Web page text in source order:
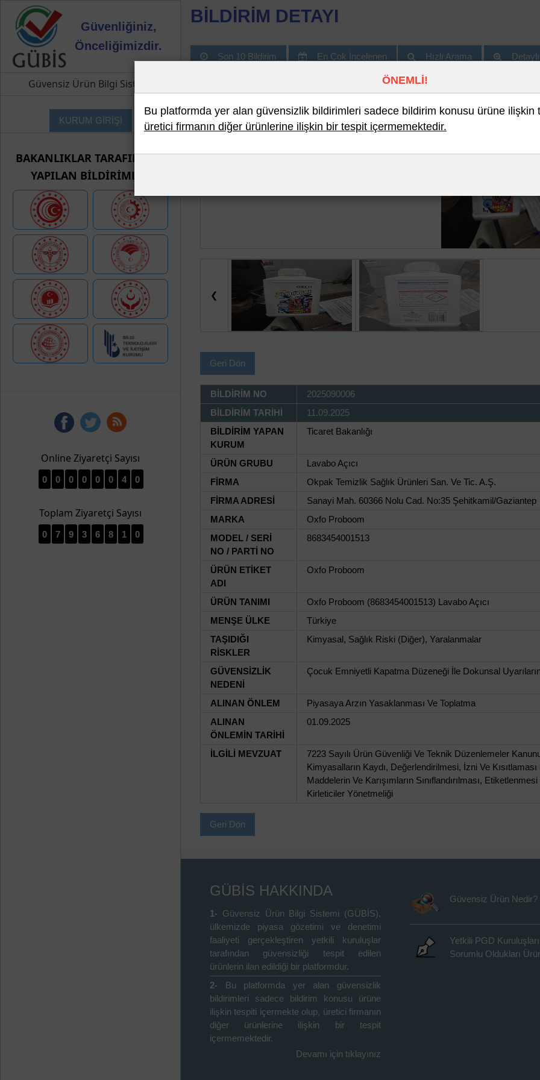
Güvenliğiniz,
Önceliğimizdir.
Güvensiz Ürün Bilgi Sistemi
KURUM GİRİŞİ
BAKANLIKLAR TARAFINDAN
YAPILAN BİLDİRİMLER
Online Ziyaretçi Sayısı
0 0 0 0 0 0 4 0
Toplam Ziyaretçi Sayısı
0 7 9 3 6 8 1 0
BİLDİRİM DETAYI
Son 10 Bildirim En Çok İncelenen Hızlı Arama
❮
Geri Dön
BİLDİRİM NO
2025090006
BİLDİRİM TARİHİ
11.09.2025
BİLDİRİM YAPAN
KURUM
Ticaret Bakanlığı
ÜRÜN GRUBU
Lavabo Açıcı
FİRMA
Okpak Temizlik Sağlık Ürünleri San. Ve Tic. A.Ş.
FİRMA ADRESİ
Sanayi Mah. 60366 Nolu Cad. No:35 Şehitkamil/Gaziantep
MARKA
Oxfo Proboom
MODEL / SERİ
NO / PARTİ NO
8683454001513
ÜRÜN ETİKET
ADI
Oxfo Proboom
ÜRÜN TANIMI
Oxfo Proboom (8683454001513) Lavabo Açıcı
MENŞE ÜLKE
Türkiye
TAŞIDIĞI
RİSKLER
Kimyasal, Sağlık Riski (Diğer), Yaralanmalar
GÜVENSİZLİK
NEDENİ
Çocuk Emniyetli Kapatma Düzeneği İle Dokunsal
ALINAN ÖNLEM
Piyasaya Arzın Yasaklanması Ve Toplatma
ALINAN
ÖNLEMİN TARİHİ
01.09.2025
İLGİLİ MEVZUAT
7223 Sayılı Ürün Güvenliği Ve Teknik Düzenlemeler
Kimyasalların Kaydı, Değerlendirilmesi, İzni Ve
Maddelerin Ve Karışımların Sınıflandırılması,
Kirleticiler Yönetmeliği
Geri Dön
GÜBİS HAKKINDA
1- Güvensiz Ürün Bilgi Sistemi (GÜBİS),
ülkemizde piyasa gözetimi ve denetimi
faaliyeti gerçekleştiren yetkili kuruluşlar
tarafından güvensizliği tespit edilen
ürünlerin ilan edildiği bir platformdur.
2-
Bu platformda yer alan güvensizlik
bildirimleri sadece bildirim konusu ürüne
ilişkin tespiti içermekte olup, üretici firmanın
diğer ürünlerine ilişkin bir tespit
içermemektedir.
Devamı için tıklayınız
Güvensiz Ürün Nedir?
Yetkili PGD
Sorumlu Oldukları
ÖNEMLİ!
Bu platformda yer alan güvensizlik bildirimleri sadece bildirim konusu ürüne ilişkin
üretici firmanın diğer ürünlerine ilişkin bir tespit içermemektedir.